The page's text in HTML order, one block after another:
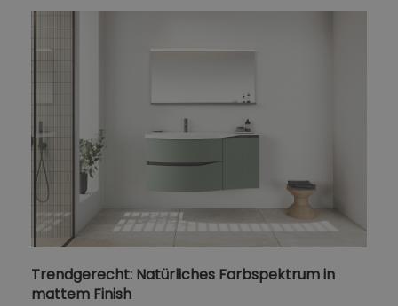
Trendgerecht: Natürliches Farbspektrum in
mattem Finish